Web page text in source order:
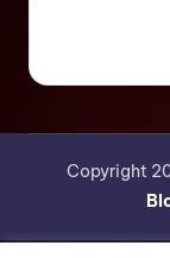
Copyright